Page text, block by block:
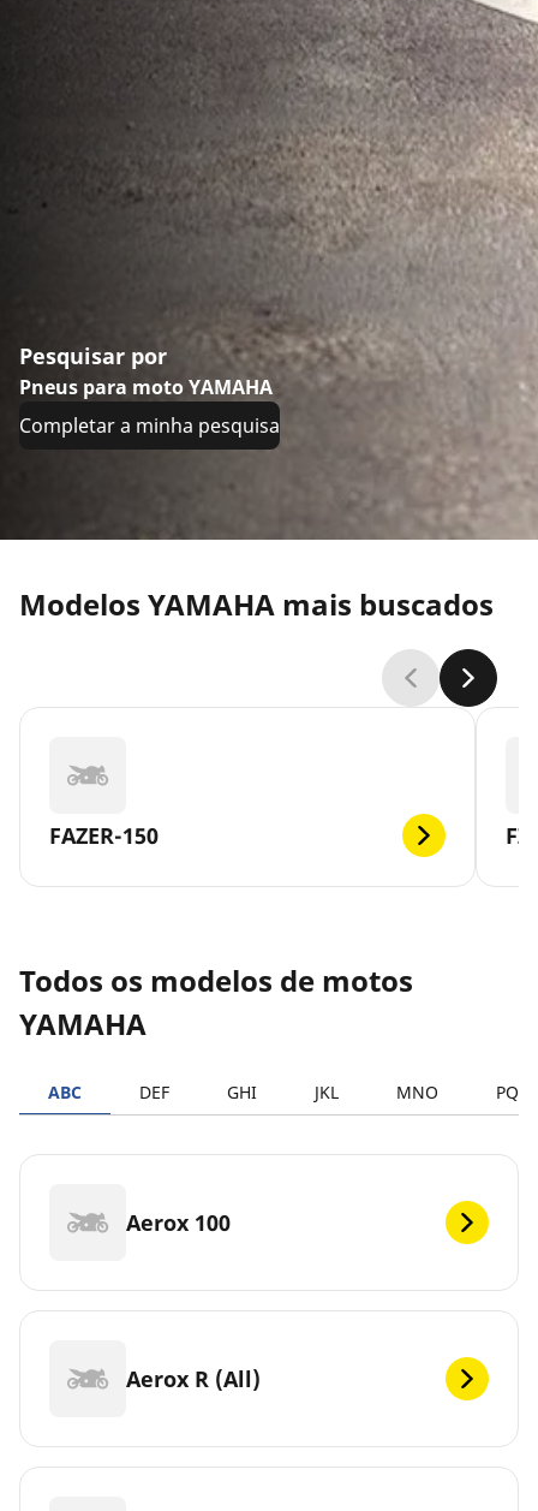
Pesquisar por
Pneus para moto YAMAHA
Completar a minha pesquisa
Modelos YAMAHA mais buscados
FAZER-150
Todos os modelos de motos
YAMAHA
ABC DEF GHI JKL MNO PQRS
Aerox 100
Aerox R (All)